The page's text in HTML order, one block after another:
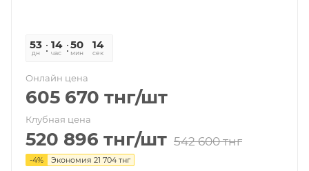
53
дн
14
час
50
мин
14
сек
Онлайн цена
605 670 тнг/шт
Клубная цена
520 896 тнг/шт 542 600тнг
-4% Экономия 21 704 тнг